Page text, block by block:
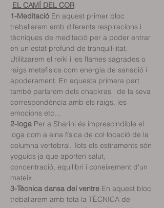
EL CAMÍ DEL COR
1-Meditació En aquest primer bloc
treballarem amb diferents respiracions i
tècniques de meditació per a poder entrar
en un estat profund de tranquil·litat.
Utilitzarem el reiki i les flames sagrades o
raigs metafisics com energia de sanació i
apoderament. En aquesta primera part
també parlarem dels chackras i de la seva
correspondència amb els raigs, les
emocions etc...
2-Ioga Per a Sharini és imprescindible el
ioga com a eina física de col·locació de la
columna vertebral. Tots els estiraments són
yoguics ja que aporten salut,
concentració, equilibri i coneixement d'un
mateix.
3-Tècnica dansa del ventre En aquest bloc
treballarem amb tota la TÈCNICA de